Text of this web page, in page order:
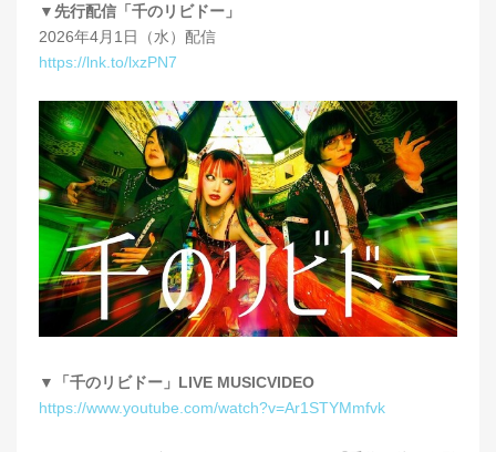
▼先行配信「千のリビドー」
2026年4月1日（水）配信
https://lnk.to/lxzPN7
▼「千のリビドー」LIVE MUSICVIDEO
https://www.youtube.com/watch?v=Ar1STYMmfvk